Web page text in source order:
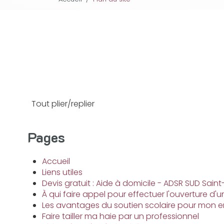
Tout plier/replier
Pages
Accueil
Liens utiles
Devis gratuit : Aide à domicile - ADSR SUD
À qui faire appel pour effectuer l'ouverture
Les avantages du soutien scolaire pour mon
Faire tailler ma haie par un professionnel